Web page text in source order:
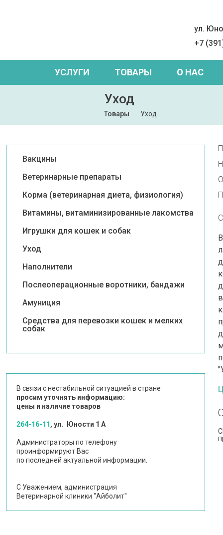
ул.
+7
УСЛУГИ ТОВАРЫ О НАС
Уход
Товары Уход
Вакцины
Ветеринарные препараты
Корма (ветеринарная диета, физиология)
Витамины, витаминизированные лакомства
Игрушки для кошек и собак
Уход
Наполнители
Послеоперационные воротники, бандажи
Амуниция
Средства для перевозки кошек и мелких
собак
В связи с нестабильной ситуацией в стране
просим уточнять информацию:
цены и наличие товаров
264-16-11, ул. Юности 1 А
Администраторы по телефону
проинформируют Вас
по последней актуальной информации.
С Уважением, администрация
Ветеринарной клиники "Айболит"